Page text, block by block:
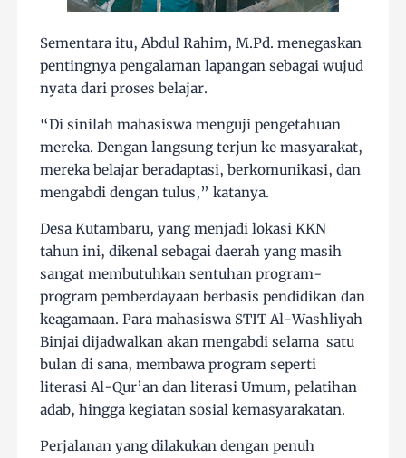
Sementara itu, Abdul Rahim, M.Pd. menegaskan
pentingnya pengalaman lapangan sebagai wujud
nyata dari proses belajar.
“Di sinilah mahasiswa menguji pengetahuan
mereka. Dengan langsung terjun ke masyarakat,
mereka belajar beradaptasi, berkomunikasi, dan
mengabdi dengan tulus,” katanya.
Desa Kutambaru, yang menjadi lokasi KKN
tahun ini, dikenal sebagai daerah yang masih
sangat membutuhkan sentuhan program-
program pemberdayaan berbasis pendidikan dan
keagamaan. Para mahasiswa STIT Al-Washliyah
Binjai dijadwalkan akan mengabdi selama satu
bulan di sana, membawa program seperti
literasi Al-Qur’an dan literasi Umum, pelatihan
adab, hingga kegiatan sosial kemasyarakatan.
Perjalanan yang dilakukan dengan penuh